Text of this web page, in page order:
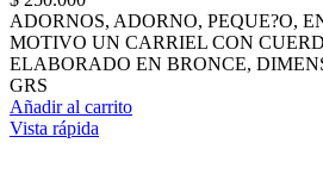
ADORNOS, ADORNO, PEQUE?O,
MOTIVO UN CARRIEL CON
ELABORADO EN BRONCE,
GRS
Añadir al carrito
Vista rápida